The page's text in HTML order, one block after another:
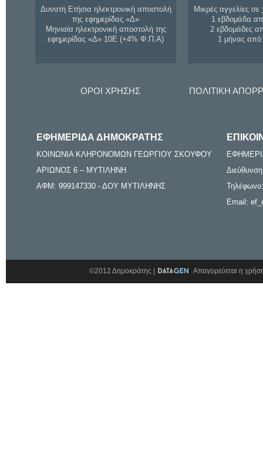
Δυνατή Ετήσια ηλεκτρονική αποστολή
της εφημερίδας «Δ»
Μηνιαία ηλεκτρονική αποστολή της
εφημερίδας «Δ» 10Ε (+4% Φ.Π.Α)
Μικρές αγγελίες σε
1 εβδομάδα
2 εβδομάδες
1 μήνας
ΟΡΟΙ ΧΡΗΣΗΣ ΠΟΛΙΤΙΚΗ
ΕΦΗΜΕΡΙΔΑ ΔΗΜΟΚΡΑΤΗΣ
ΚΟΙΝΩΝΙΑ ΚΛΗΡΟΝΟΜΩΝ ΓΕΩΡΓΙΟΥ ΣΚΟΥΦΟΥ
ΑΡΙΩΝΟΣ 6 – ΜΥΤΙΛΗΝΗ
ΑΦΜ: 999147330 - ΔΟΥ ΜΥΤΙΛΗΝΗΣ
Email:
©2012 Δημοκράτης | Απαγορεύεται η